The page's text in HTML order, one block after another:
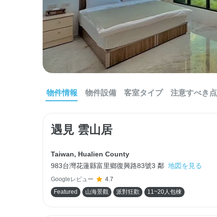
物件情報 物件設備 客室タイプ 注意すべき点
遇見 雲山居
Taiwan, Hualien County
983台灣花蓮縣富里鄉復興路83號3 鄰 地図を見る
Googleレビュー
4.7
Featured
山海景觀 派對狂歡 11~20人包棟